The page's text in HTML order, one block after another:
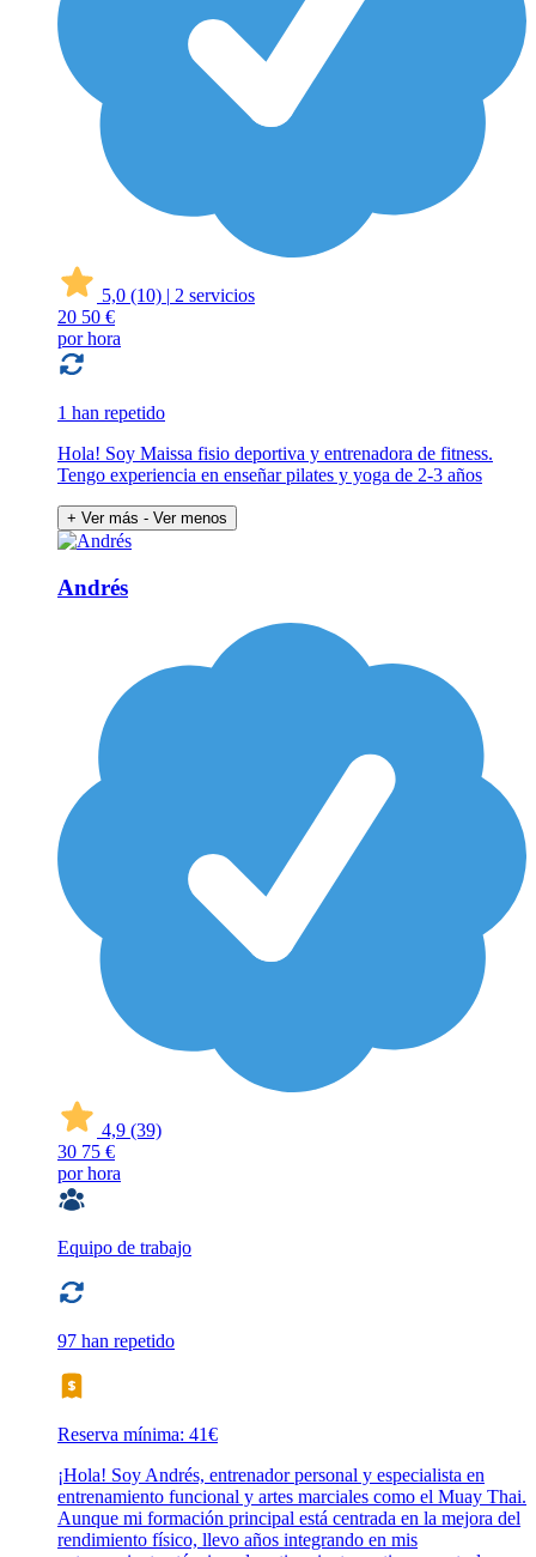
5,0 (10) | 2 servicios
20 50 €
por hora
1 han repetido
Hola! Soy Maissa fisio deportiva y entrenadora de fitness.
Tengo experiencia en enseñar pilates y yoga de 2-3 años
+ Ver más - Ver menos
Andrés
4,9 (39)
30 75 €
por hora
Equipo de trabajo
97 han repetido
Reserva mínima: 41€
¡Hola! Soy Andrés, entrenador personal y especialista en
entrenamiento funcional y artes marciales como el Muay Thai.
Aunque mi formación principal está centrada en la mejora del
rendimiento físico, llevo años integrando en mis